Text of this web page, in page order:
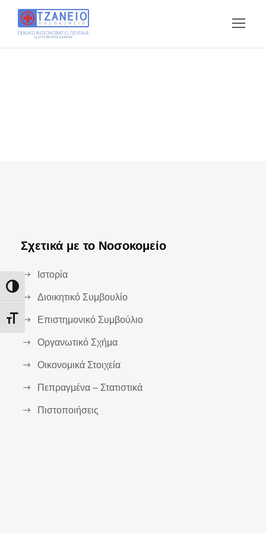
Εναλλαγή Υψηλής Αντίθεσης
Εναλλαγή Μεγέθους Γραμμάτων
Σχετικά με το Νοσοκομείο
Ιστορία
Διοικητικό Συμβουλίο
Επιστημονικό Συμβούλιο
Οργανωτικό Σχήμα
Οικονομικά Στοιχεία
Πεπραγμένα – Στατιστικά
Πιστοποιήσεις